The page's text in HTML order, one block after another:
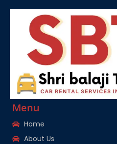
Menu
Home
About Us